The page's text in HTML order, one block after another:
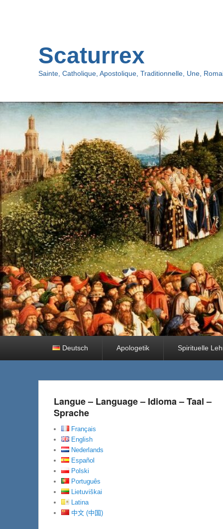
Scaturrex
Sainte, Catholique, Apostolique, Traditionnelle, Une,
Deutsch Apologetik Spirituelle
Langue – Language – Idioma – Taal –
Sprache
Français
English
Nederlands
Español
Polski
Português
Lietuviškai
Latina
中文 (中国)